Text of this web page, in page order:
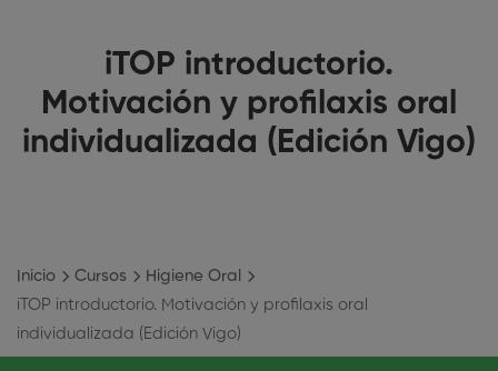
iTOP introductorio.
Motivación y profilaxis oral
individualizada (Edición Vigo)
Inicio Cursos
Higiene Oral
iTOP introductorio. Motivación y profilaxis oral
individualizada (Edición Vigo)